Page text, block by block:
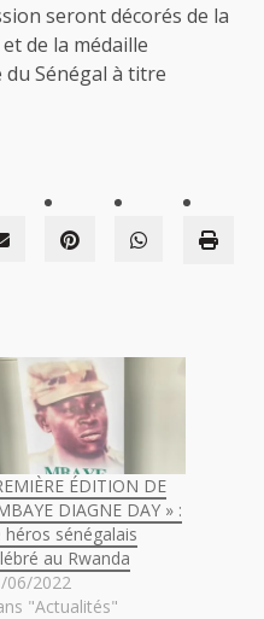
seront décorés de la
de la médaille
du Sénégal à titre
ÉDITION DE
DIAGNE DAY » :
héros sénégalais
au Rwanda
06/2022
"Actualités"